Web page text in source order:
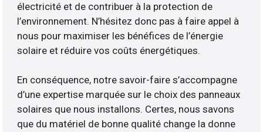
électricité et de contribuer à la protection de
l’environnement. N’hésitez donc pas à faire appel à
nous pour maximiser les bénéfices de l’énergie
solaire et réduire vos coûts énergétiques.
En conséquence, notre savoir-faire s’accompagne
d’une expertise marquée sur le choix des panneaux
solaires que nous installons. Certes, nous savons
que du matériel de bonne qualité change la donne